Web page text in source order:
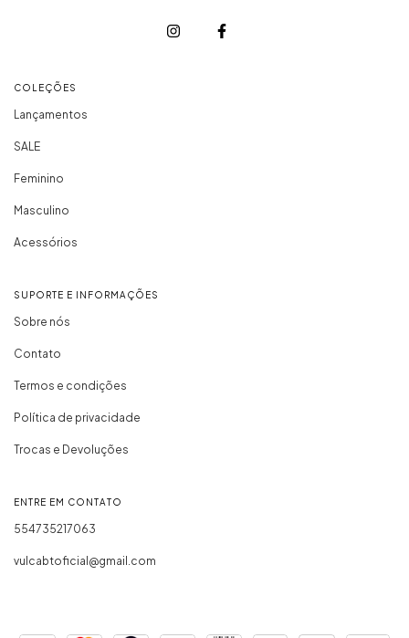
COLEÇÕES
Lançamentos
SALE
Feminino
Masculino
Acessórios
SUPORTE E INFORMAÇÕES
Sobre nós
Contato
Termos e condições
Política de privacidade
Trocas e Devoluções
ENTRE EM CONTATO
554735217063
vulcabtoficial@gmail.com